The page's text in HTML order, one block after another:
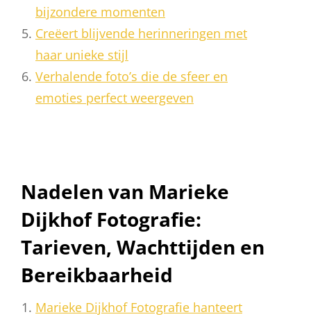
bijzondere momenten
Creëert blijvende herinneringen met
haar unieke stijl
Verhalende foto’s die de sfeer en
emoties perfect weergeven
Nadelen van Marieke
Dijkhof Fotografie:
Tarieven, Wachttijden en
Bereikbaarheid
Marieke Dijkhof Fotografie hanteert